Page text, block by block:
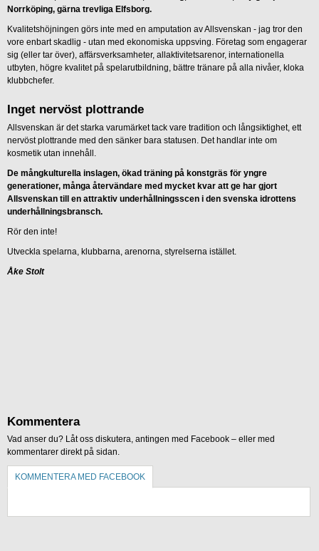
Norrköping, gärna trevliga Elfsborg.
Kvalitetshöjningen görs inte med en amputation av Allsvenskan - jag tror den
vore enbart skadlig - utan med ekonomiska uppsving. Företag som engagerar
sig (eller tar över), affärsverksamheter, allaktivitetsarenor, internationella
utbyten, högre kvalitet på spelarutbildning, bättre tränare på alla nivåer, kloka
klubbchefer.
Inget nervöst plottrande
Allsvenskan är det starka varumärket tack vare tradition och långsiktighet, ett
nervöst plottrande med den sänker bara statusen. Det handlar inte om
kosmetik utan innehåll.
De mångkulturella inslagen, ökad träning på konstgräs för yngre
generationer, många återvändare med mycket kvar att ge har gjort
Allsvenskan till en attraktiv underhållningsscen i den svenska idrottens
underhållningsbransch.
Rör den inte!
Utveckla spelarna, klubbarna, arenorna, styrelserna istället.
Åke Stolt
Kommentera
Vad anser du? Låt oss diskutera, antingen med Facebook – eller med
kommentarer direkt på sidan.
KOMMENTERA MED FACEBOOK